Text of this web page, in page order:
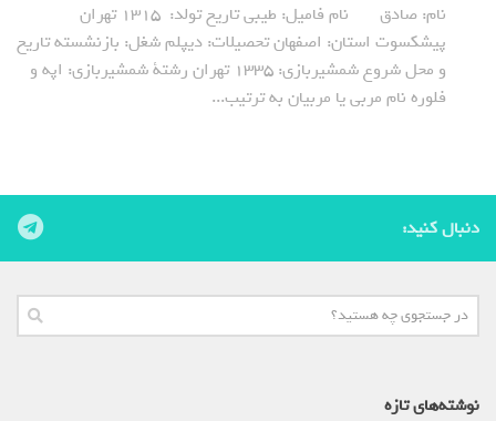
نام: صادق نام فامیل: طیبی تاریخ تولد: 1315 تهران
پیشکسوت استان: اصفهان تحصیلات: دیپلم شغل: بازنشسته تاریخ
و محل شروع شمشیربازی: 1335 تهران رشتة شمشیربازی: اپه و
فلوره نام مربی یا مربیان به ترتیب...
دنبال کنید:
نوشته‌های تازه